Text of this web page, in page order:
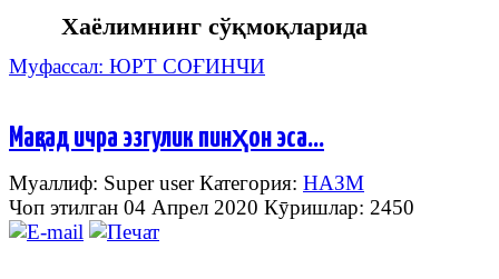
Хаёлимнинг сўқмоқларида
Муфассал: ЮРТ СОҒИНЧИ
Мақсад ичра эзгулик пинҳон эса...
Муаллиф: Super userКатегория: НАЗМ
Чоп этилган 04 Апрел 2020 Кӯришлар: 2450